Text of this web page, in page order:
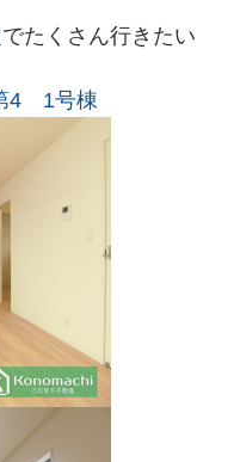
たくさん行きたい
4 1号棟